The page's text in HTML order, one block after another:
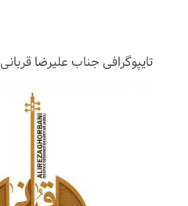
تایپوگرافی جناب علیرضا قربانی